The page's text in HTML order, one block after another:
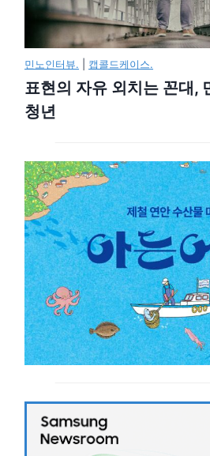
민노인터뷰. 캡콜드케이스.
표현의 자유 외치는 꼰대,
청년